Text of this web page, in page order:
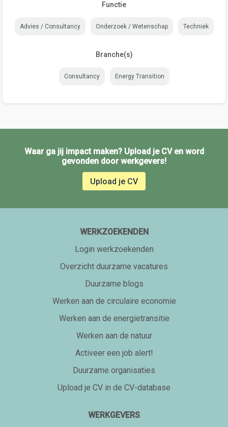
Functie
Advies / Consultancy Onderzoek / Wetenschap Techniek
Branche(s)
Consultancy Energy Transition
Waar ga jij impact maken? Upload je CV en word
gevonden door werkgevers!
Upload je CV
WERKZOEKENDEN
Login werkzoekenden
Overzicht duurzame vacatures
Duurzame blogs
Werken aan de circulaire economie
Werken aan de energietransitie
Werken aan de natuur
Activeer een job alert!
Duurzame organisaties
Upload je CV in de CV-database
WERKGEVERS